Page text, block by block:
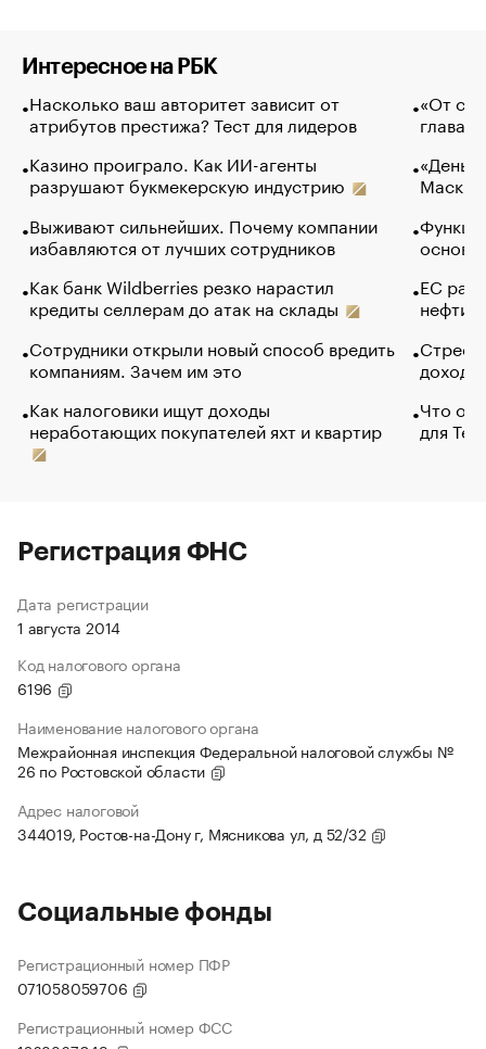
Интересное на РБК
Насколько ваш авторитет зависит от
атрибутов престижа? Тест для лидеров
Казино проиграло. Как ИИ-агенты
разрушают букмекерскую индустрию
Выживают сильнейших. Почему компании
избавляются от лучших сотрудников
Как банк Wildberries резко нарастил
кредиты селлерам до атак на склады
Сотрудники открыли новый способ вредить
компаниям. Зачем им это
Как налоговики ищут доходы
неработающих покупателей яхт и квартир
«От
глава
Маск в
основ
ЕС
нефти
Что
для
Регистрация ФНС
Дата регистрации
1 августа 2014
Код налогового органа
6196
Наименование налогового органа
Межрайонная инспекция Федеральной налоговой службы №
26 по Ростовской области
Адрес налоговой
344019, Ростов-на-Дону г, Мясникова ул, д 52/32
Социальные фонды
Регистрационный номер ПФР
071058059706
Регистрационный номер ФСС